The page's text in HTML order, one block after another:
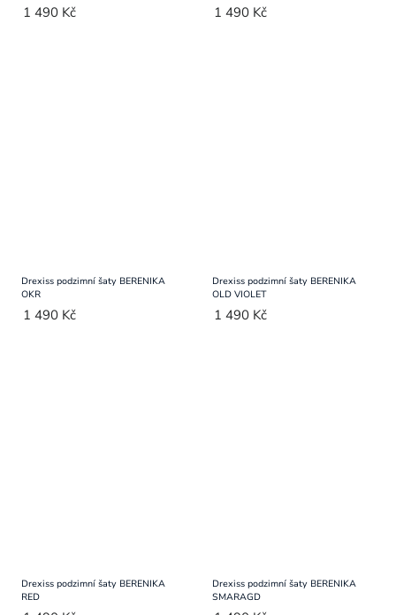
1 490 Kč 1 490 Kč
Drexiss podzimní šaty BERENIKA
OKR
1 490 Kč
Drexiss podzimní šaty BERENIKA
OLD VIOLET
1 490 Kč
Drexiss podzimní šaty BERENIKA
RED
Drexiss podzimní šaty BERENIKA
SMARAGD